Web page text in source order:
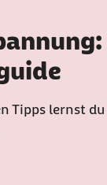
Tipps lernst du